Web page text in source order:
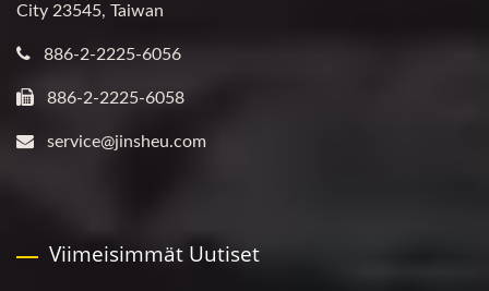
City 23545, Taiwan
886-2-2225-6056
886-2-2225-6058
service@jinsheu.com
Viimeisimmät Uutiset